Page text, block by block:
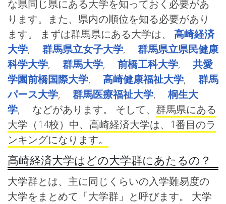
な県同じ県にある大学を知っておく必要があ
ります。また、県内の順位を知る必要があり
ます。 まずは群馬県にある大学は、 高崎経済
大学, 群馬県立女子大学, 群馬県立県民健康
科学大学, 群馬大学, 前橋工科大学, 共愛
学園前橋国際大学, 高崎健康福祉大学, 群馬
パース大学, 群馬医療福祉大学,桐生大
学, などがあります。 そして、 群馬県にある
大学（14校）中、高崎経済大学は、1番目のラ
ンキングになります。
高崎経済大学はどの大学群にあたるの？
大学群とは、主に同じくらいの入学難易度の
大学をまとめて「大学群」と呼びます。 大学